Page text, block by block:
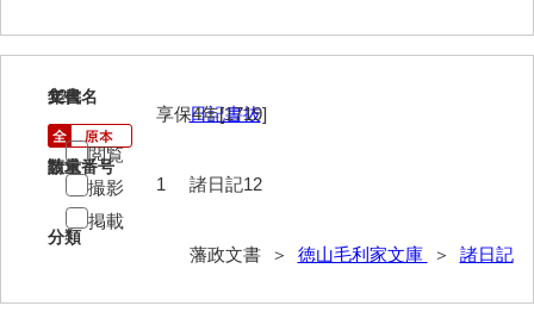
年表
徳山藩改易騒動集大成
12
文書名
日記書抜
請求番号
諸日記12
分類
藩政文書 ＞ 徳山毛利家文庫 ＞ 諸日記
年代
享保4年[1719]
数量
1
閲覧
撮影
掲載